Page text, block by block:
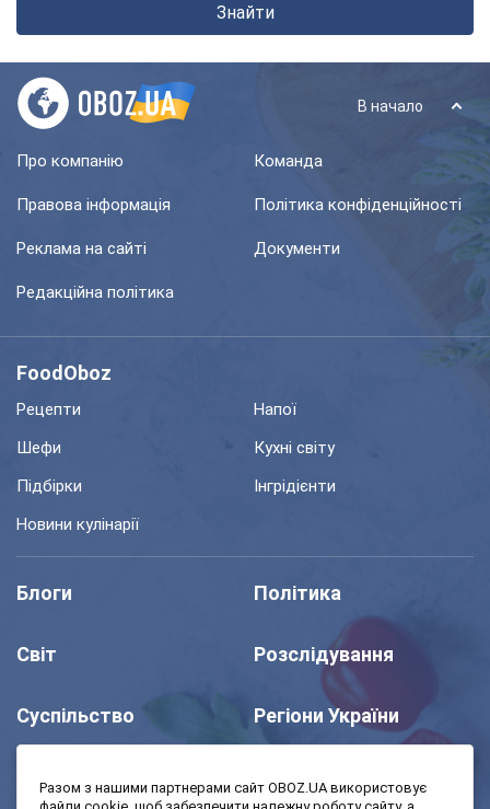
Знайти
В начало
Про компанію Команда
Правова інформація Політика конфіденційності
Реклама на сайті Документи
Редакційна політика
FoodOboz
Рецепти
Напої
Шефи
Кухні світу
Підбірки
Інгрідієнти
Новини кулінарії
Блоги Політика
Світ Розслідування
Суспільство Регіони України
Разом з нашими партнерами сайт OBOZ.UA використовує